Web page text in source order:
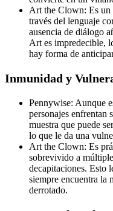
Art the Clown: Es un
través del lenguaje
ausencia de diálogo
Art es impredecible,
hay forma de
Inmunidad y
Pennywise: Aunque
personajes enfrentan
muestra que puede
lo que le da una
Art the Clown: Es
sobrevivido a
decapitaciones. Esto
siempre encuentra la
derrotado.